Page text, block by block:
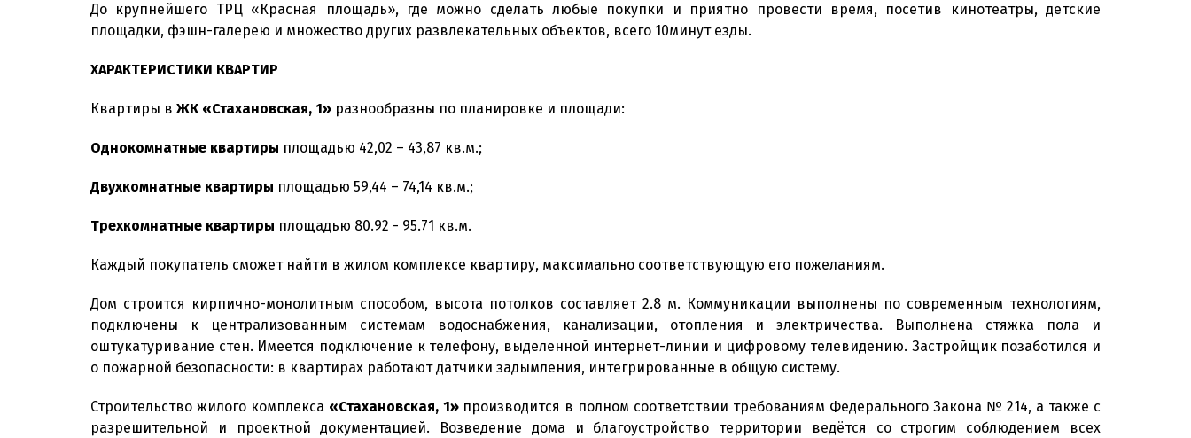
До крупнейшего ТРЦ «Красная площадь», где можно сделать любые покупки и приятно провести время, посетив кинотеатры, детские
площадки, фэшн-галерею и множество других развлекательных объектов, всего 10минут езды.
ХАРАКТЕРИСТИКИ КВАРТИР
Квартиры в ЖК «Стахановская, 1» разнообразны по планировке и площади:
Однокомнатные квартиры площадью 42,02 – 43,87 кв.м.;
Двухкомнатные квартиры площадью 59,44 – 74,14 кв.м.;
Трехкомнатные квартиры площадью 80.92 - 95.71 кв.м.
Каждый покупатель сможет найти в жилом комплексе квартиру, максимально соответствующую его пожеланиям.
Дом строится кирпично-монолитным способом, высота потолков составляет 2.8 м. Коммуникации выполнены по современным технологиям,
подключены к централизованным системам водоснабжения, канализации, отопления и электричества. Выполнена стяжка пола и
оштукатуривание стен. Имеется подключение к телефону, выделенной интернет-линии и цифровому телевидению. Застройщик позаботился и
о пожарной безопасности: в квартирах работают датчики задымления, интегрированные в общую систему.
Строительство жилого комплекса«Стахановская, 1»производится в полном соответствии требованиям Федерального Закона № 214, а также с
разрешительной и проектной документацией. Возведение дома и благоустройство территории ведётся со строгим соблюдением всех